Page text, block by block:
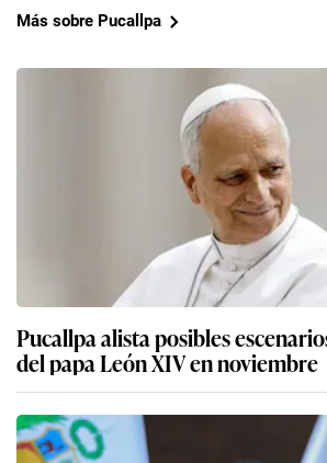
Más sobre Pucallpa
Pucallpa alista posibles
del papa León XIV en noviembre